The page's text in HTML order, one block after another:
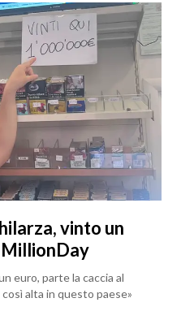
vinto un
MillionDay
euro, parte la caccia al
alta in questo paese»